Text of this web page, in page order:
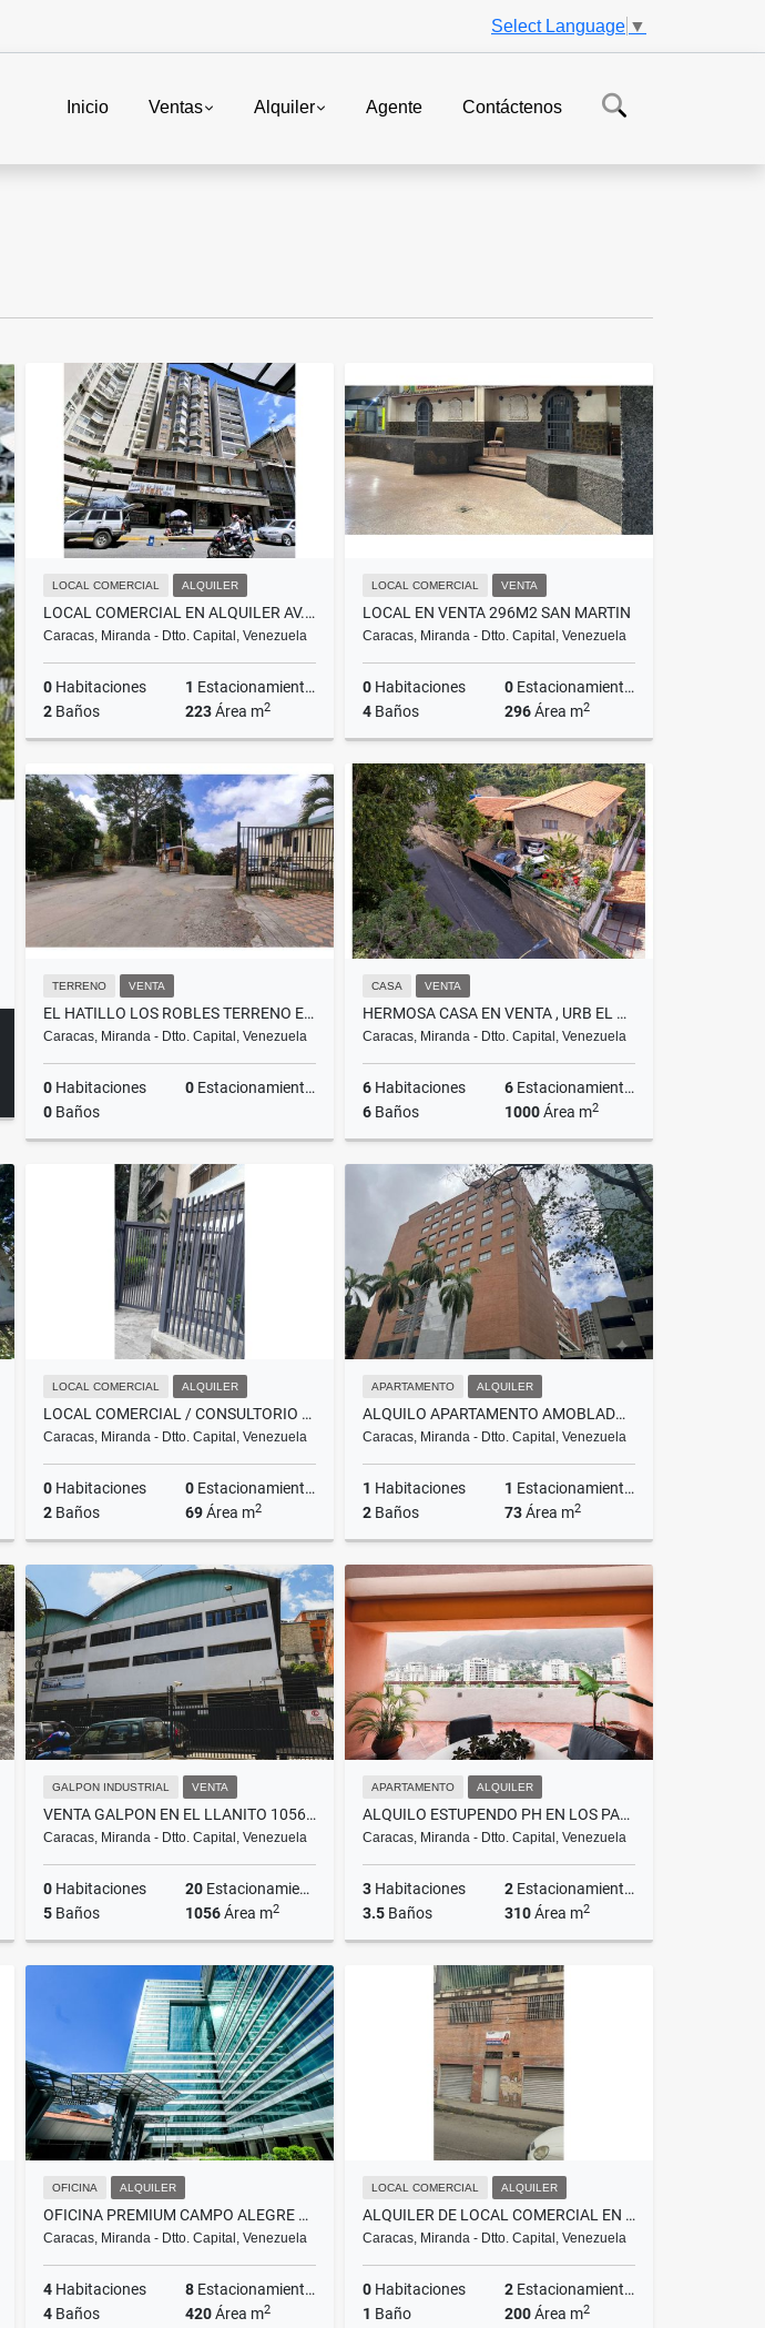
Select Language ▼
Inicio Ventas Alquiler Agente Contáctenos
LOCAL COMERCIAL ALQUILER
LOCAL COMERCIAL EN ALQUILER AV. FUERZAS ARMADAS A PIE DE CALLE
Caracas, Miranda - Dtto. Capital, Venezuela
0 Habitaciones 1 Estacionamientos
2 Baños 223Área m2
Alquiler
US$3,200
LOCAL COMERCIAL VENTA
LOCAL EN VENTA 296M2 SAN MARTIN
Caracas, Miranda - Dtto. Capital, Venezuela
0 Habitaciones 0 Estacionamientos
4 Baños 296Área m2
Venta
US$105,000
TERRENO VENTA
EL HATILLO LOS ROBLES TERRENO EN VENTA 439M2
Caracas, Miranda - Dtto. Capital, Venezuela
0 Habitaciones 0 Estacionamientos
0 Baños
US$6,000
CASA VENTA
HERMOSA CASA EN VENTA , URB EL PEÑON 1000 M2
Caracas, Miranda - Dtto. Capital, Venezuela
6 Habitaciones 6 Estacionamientos
6 Baños 1000Área m2
Venta
US$680,000
LOCAL COMERCIAL ALQUILER
LOCAL COMERCIAL / CONSULTORIO EN ALQUILER ALTAMIRA 6M2
Caracas, Miranda - Dtto. Capital, Venezuela
0 Habitaciones 0 Estacionamientos
2 Baños 69Área m2
Alquiler
US$700
APARTAMENTO ALQUILER
ALQUILO APARTAMENTO AMOBLADO/ EQUIPADO , RES TOLÓN (73M2: 1H,2B,1E)
Caracas, Miranda - Dtto. Capital, Venezuela
1 Habitaciones 1 Estacionamientos
2 Baños 73Área m2
Alquiler
US$1,950
GALPON INDUSTRIAL VENTA
VENTA GALPON EN EL LLANITO 1056M2
Caracas, Miranda - Dtto. Capital, Venezuela
0 Habitaciones 20 Estacionamientos
5 Baños 1056Área m2
Venta
US$490,000
APARTAMENTO ALQUILER
ALQUILO ESTUPENDO PH EN LOS PALOS GRANDES
Caracas, Miranda - Dtto. Capital, Venezuela
3 Habitaciones 2 Estacionamientos
3.5 Baños 310Área m2
US$1,900
OFICINA ALQUILER
OFICINA PREMIUM CAMPO ALEGRE 420M² CENTRO EMPRESARIAL LA ESMERALDA
Caracas, Miranda - Dtto. Capital, Venezuela
4 Habitaciones 8 Estacionamientos
4 Baños 420Área m2
LOCAL COMERCIAL ALQUILER
ALQUILER DE LOCAL COMERCIAL EN CATIA 200 A 3200$NEGOCIABLE
Caracas, Miranda - Dtto. Capital, Venezuela
0 Habitaciones 2 Estacionamientos
1 Baño 200Área m2